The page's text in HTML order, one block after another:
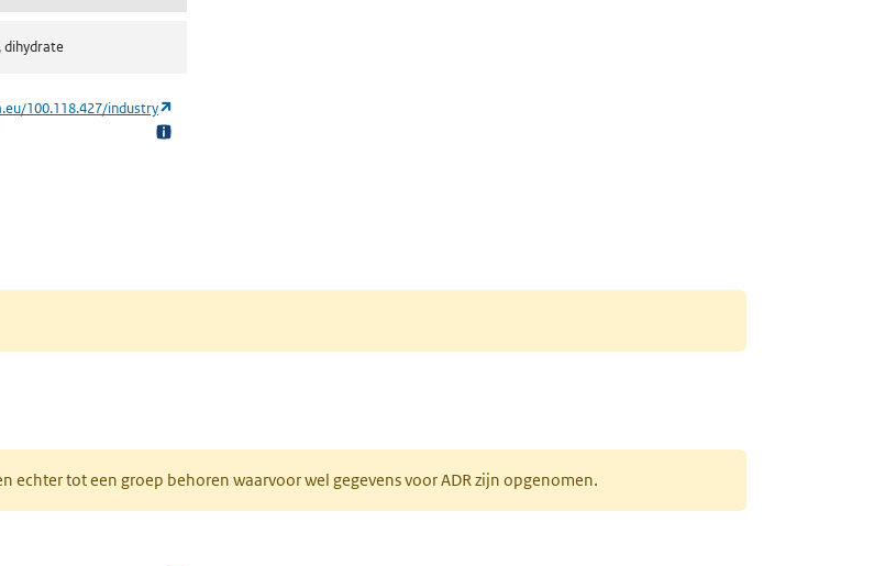
dihydrate
100.118.427/industry
echter tot een groep behoren waarvoor wel gegevens voor ADR zijn opgenomen.